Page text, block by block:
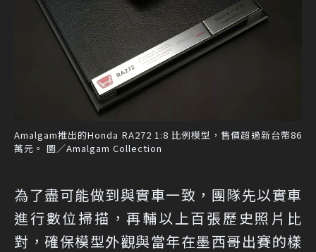
Amalgam推出的Honda RA272 1:8 比例模型，售價超過新台幣86
萬元。 圖／Amalgam Collection
為了盡可能做到與實車一致，團隊先以實車
進行數位掃描，再輔以上百張歷史照片比
對，確保模型外觀與當年在墨西哥出賽的樣